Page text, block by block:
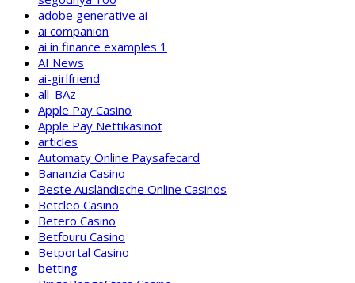
adobe generative ai
ai companion
ai in finance examples 1
AI News
ai-girlfriend
all_BAz
Apple Pay Casino
Apple Pay Nettikasinot
articles
Automaty Online Paysafecard
Bananzia Casino
Beste Ausländische Online Casinos
Betcleo Casino
Betero Casino
Betfouru Casino
Betportal Casino
betting